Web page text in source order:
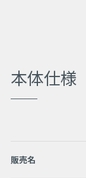
本体仕様
販売名